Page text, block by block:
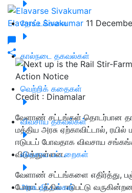
தோட்டக்கலை
கால்நடை தகவல்கள்
வெற்றிக் கதைகள்
விவசாய தகவல்கள்
விவசாய பட்டறைகள்
அரசு திட்டங்கள்
Elavarse Sivakumar 11
Credit : Dinamalar
வேளாண் சட்டங்கள் தொடர்பான
மத்திய அரசு ஏற்காவிட்டால், ரயில்
ஈடுபடப் போவதாக விவசாய
விடுத்துள்ளன.
வேளாண் சட்டங்களை எதிர்த்து,
போராட்டத்தில் ஈடுபட்டு